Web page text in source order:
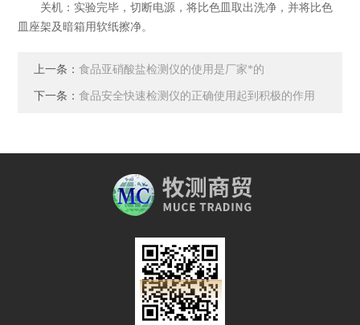
关机：实验完毕，切断电源，将比色皿取出洗净，并将比色
皿座架及暗箱用软纸擦净。
上一条：食品亚硝酸盐检测仪的使用是厂家*的
下一条：食品安全快速检测仪的正确使用起到积极的作用